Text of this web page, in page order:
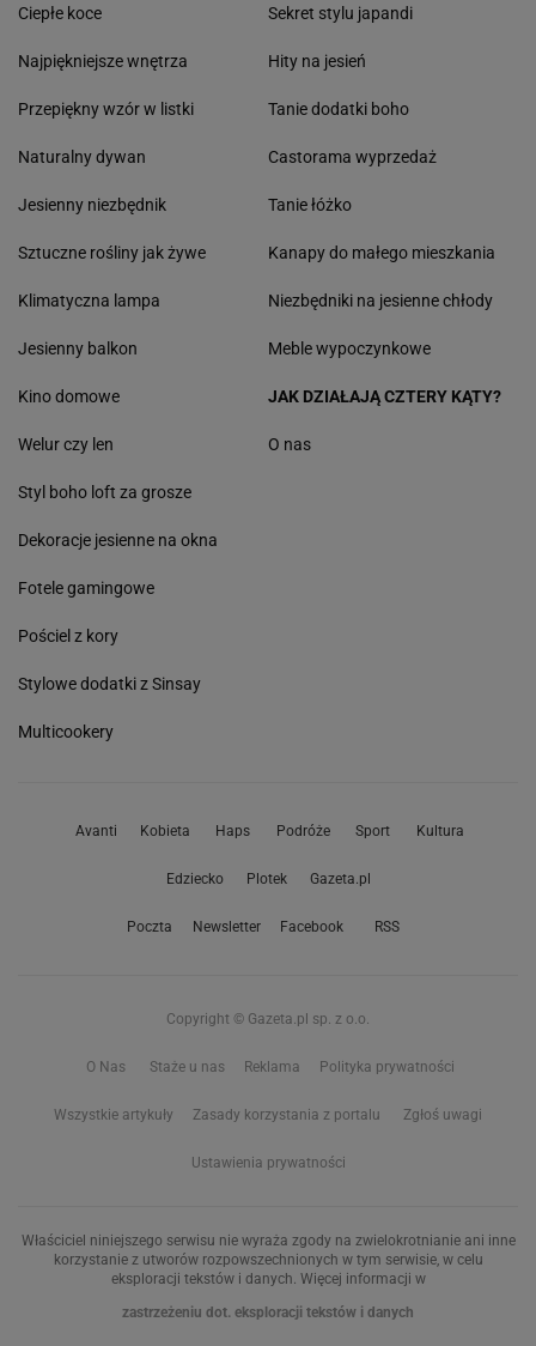
Ciepłe koce
Najpiękniejsze wnętrza
Przepiękny wzór w listki
Naturalny dywan
Jesienny niezbędnik
Sztuczne rośliny jak żywe
Klimatyczna lampa
Jesienny balkon
Sekret stylu japandi
Hity na jesień
Tanie dodatki boho
Castorama wyprzedaż
Tanie łóżko
Kanapy do małego mieszkania
Niezbędniki na jesienne chłody
Meble wypoczynkowe
Kino domowe
Welur czy len
Styl boho loft za grosze
Dekoracje jesienne na okna
Fotele gamingowe
Pościel z kory
Stylowe dodatki z Sinsay
Multicookery
JAK DZIAŁAJĄ CZTERY KĄTY?
O nas
Avanti Kobieta Haps Podróże Sport Kultura
Edziecko Plotek Gazeta.pl
Poczta Newsletter Facebook RSS
Copyright © Gazeta.pl sp. z o.o.
O Nas Staże u nas Reklama Polityka prywatności
Wszystkie artykuły Zasady korzystania z portalu Zgłoś uwagi
Ustawienia prywatności
Właściciel niniejszego serwisu nie wyraża zgody na zwielokrotnianie ani inne
korzystanie z utworów rozpowszechnionych w tym serwisie, w celu
eksploracji tekstów i danych. Więcej informacji w
zastrzeżeniu dot. eksploracji tekstów i danych